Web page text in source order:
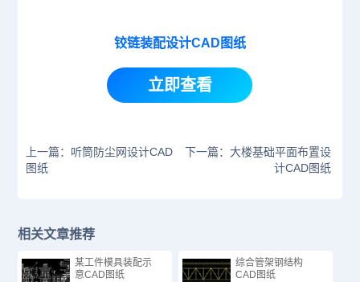
铰链装配设计CAD图纸
立即查看
上一篇：听筒防尘网设计CAD
图纸
下一篇：大楼基础平面布置设
计CAD图纸
相关文章推荐
某工件模具装配示
意CAD图纸
综合管架钢结构
CAD图纸